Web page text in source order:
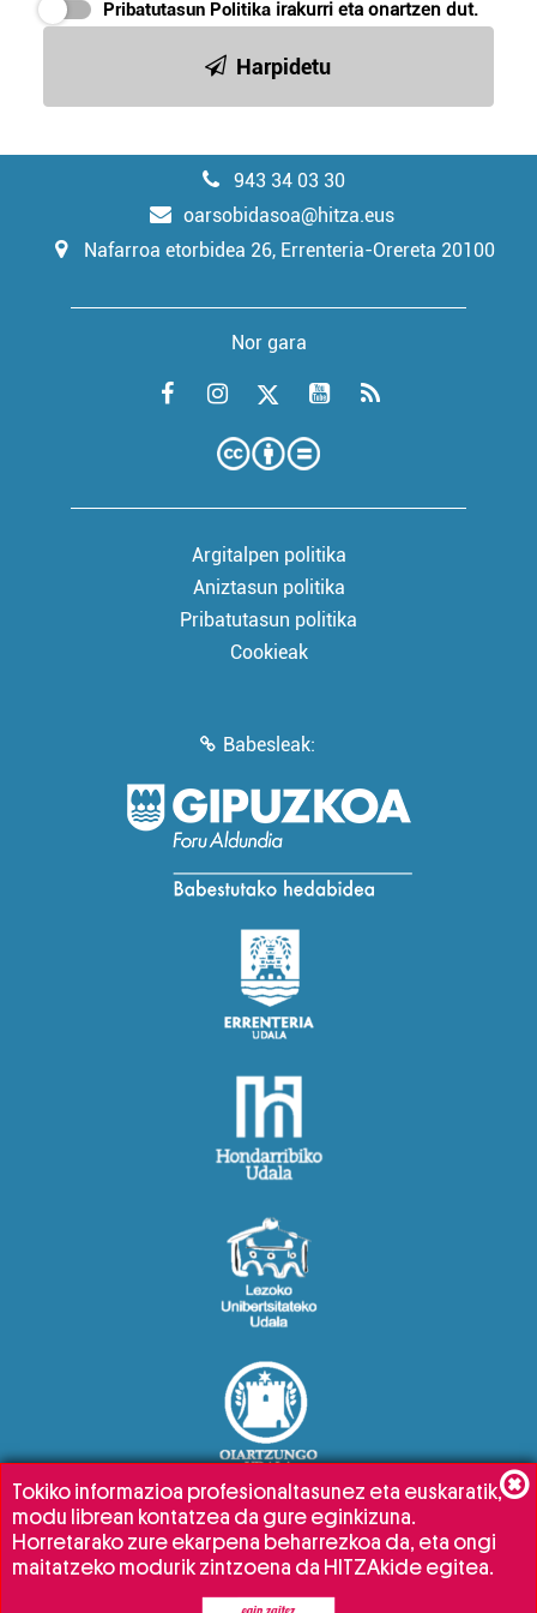
Pribatutasun Politika irakurri eta onartzen dut.
Harpidetu
943 34 03 30
oarsobidasoa@hitza.eus
Nafarroa etorbidea 26, Errenteria-Orereta 20100
Nor gara
Argitalpen politika
Aniztasun politika
Pribatutasun politika
Cookieak
Babesleak:
Tokiko informazioa profesionaltasunez eta euskaratik,
modu librean kontatzea da gure eginkizuna.
Horretarako zure ekarpena beharrezkoa da, eta ongi
maitatzeko modurik zintzoena da HITZAkide egitea.